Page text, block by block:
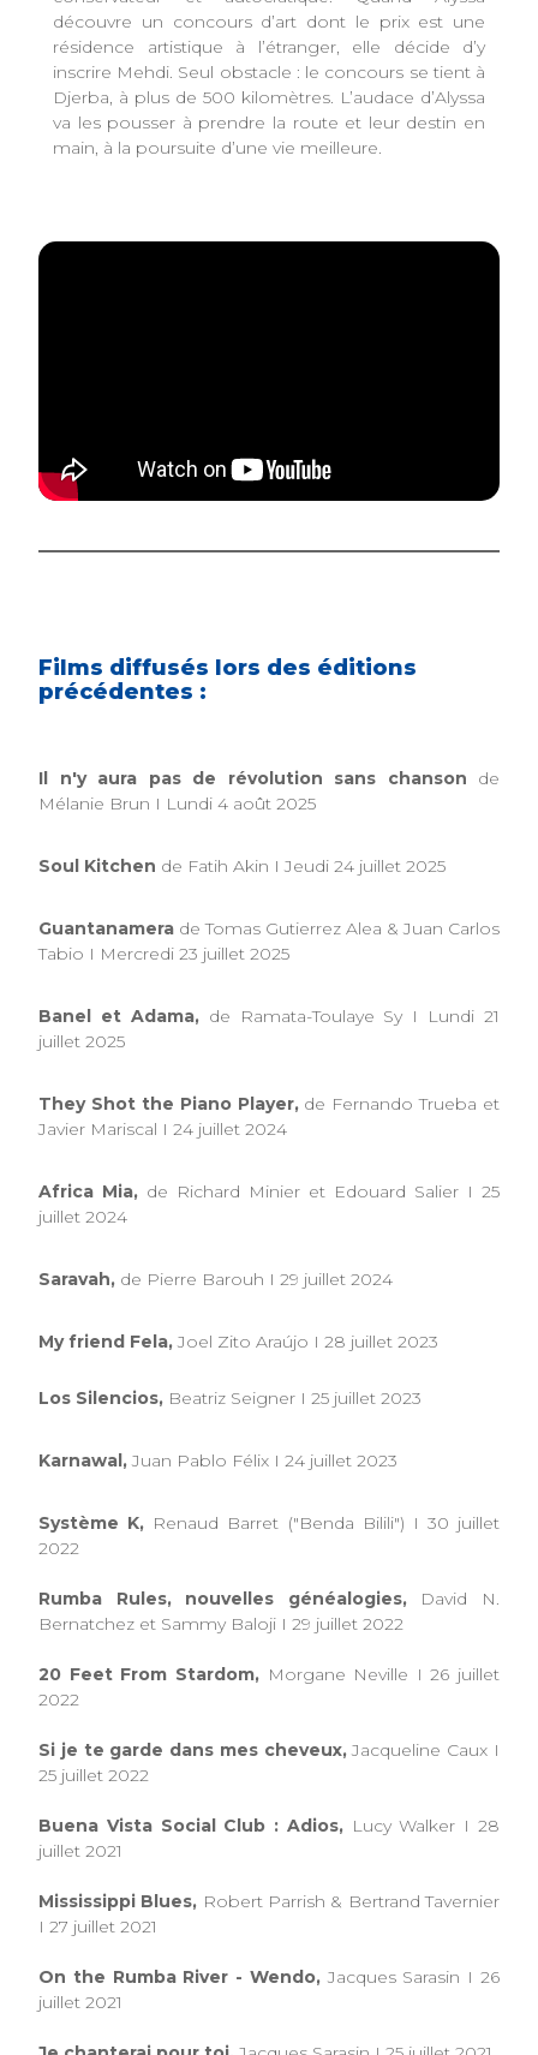
découvre un concours d’art dont le prix est une
résidence artistique à l’étranger, elle décide d’y
inscrire Mehdi. Seul obstacle : le concours se tient à
Djerba, à plus de 500 kilomètres. L’audace d’Alyssa
va les pousser à prendre la route et leur destin en
main, à la poursuite d’une vie meilleure.
Films diffusés lors des éditions
précédentes :
Il n'y aura pas de révolution sans chanson de
Mélanie Brun I Lundi 4 août 2025
Soul Kitchen de Fatih Akin I Jeudi 24 juillet 2025
Guantanamera de Tomas Gutierrez Alea & Juan Carlos
Tabio I Mercredi 23 juillet 2025
Banel et Adama, de Ramata-Toulaye Sy I Lundi 21
juillet 2025
They Shot the Piano Player,de Fernando Trueba et
Javier Mariscal I 24 juillet 2024
Africa Mia, de Richard Minier et Edouard Salier I 25
juillet 2024
Saravah, de Pierre Barouh I 29 juillet 2024
My friend Fela,Joel Zito Araújo I 28 juillet 2023
Los Silencios, Beatriz Seigner I 25 juillet 2023
Karnawal,Juan Pablo Félix I 24 juillet 2023
Système K, Renaud Barret ("Benda Bilili") I 30 juillet
2022
Rumba Rules, nouvelles généalogies, David N.
Bernatchez et Sammy Baloji I 29 juillet 2022
20 Feet From Stardom, Morgane Neville I 26 juillet
2022
Si je te garde dans mes cheveux,Jacqueline Caux I
25 juillet 2022
Buena Vista Social Club : Adios,Lucy Walker I 28
juillet 2021
Mississippi Blues, Robert Parrish & Bertrand Tavernier
I 27 juillet 2021
On the Rumba River - Wendo,Jacques Sarasin I 26
juillet 2021